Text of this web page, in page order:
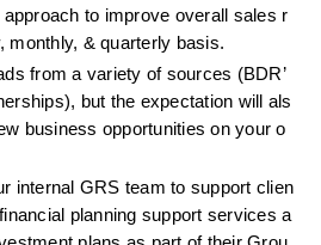
to improve overall sales r
monthly, & quarterly basis.
from a variety of sources (BDR’
but the expectation will als
business opportunities on your o
internal GRS team to support clien
planning support services a